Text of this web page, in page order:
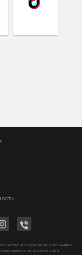
прямой и открытой для поисковых
зависимости от полного либо